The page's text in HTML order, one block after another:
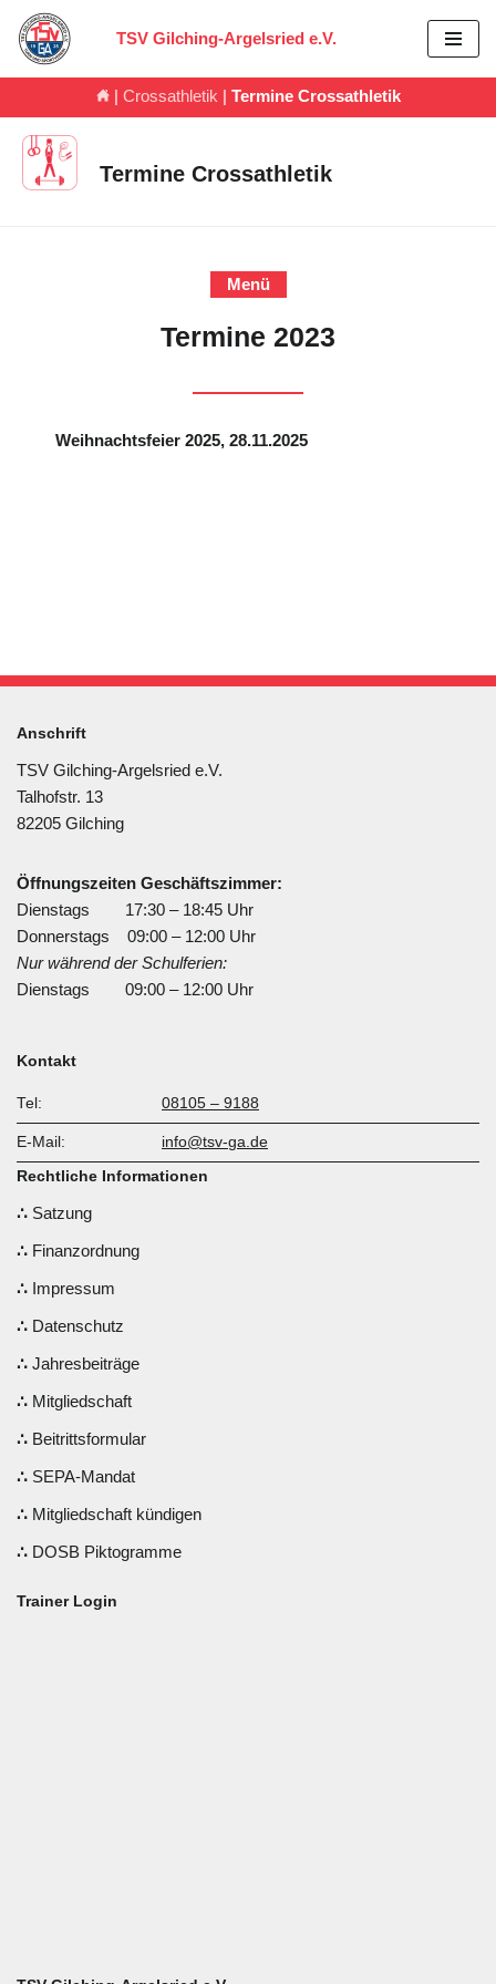
Zum
TSV Gilching-Argelsried e.V.
| Crossathletik | Termine Crossathletik
Termine Crossathletik
Menü
Termine 2023
Weihnachtsfeier 2025, 28.11.2025
Anschrift
TSV Gilching-Argelsried e.V.
Talhofstr. 13
82205 Gilching
Öffnungszeiten Geschäftszimmer:
Dienstags 17:30 – 18:45 Uhr
Donnerstags 09:00 – 12:00 Uhr
Nur während der Schulferien:
Dienstags 09:00 – 12:00 Uhr
Kontakt
Tel: 08105 – 9188
E-Mail: info@tsv-ga.de
Rechtliche Informationen
Satzung
Finanzordnung
Impressum
Datenschutz
Jahresbeiträge
Mitgliedschaft
Beitrittsformular
SEPA-Mandat
Mitgliedschaft kündigen
DOSB Piktogramme
Trainer Login